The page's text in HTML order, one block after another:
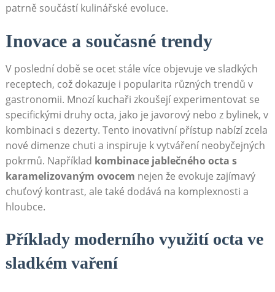
patrně součástí kulinářské evoluce.
Inovace a ​současné trendy
V poslední době se ⁤ocet stále více objevuje ve sladkých
receptech, což‌ dokazuje i popularita různých trendů v
gastronomii. Mnozí kuchaři zkoušejí ​experimentovat se
specifickými ​druhy octa, jako je javorový nebo z bylinek, v
kombinaci s dezerty. Tento inovativní přístup ⁣nabízí zcela
nové​ dimenze chuti a ⁤inspiruje ​k vytváření neobyčejných
pokrmů. Například kombinace jablečného octa s
karamelizovaným⁢ ovocem nejen že​ evokuje zajímavý
chuťový kontrast, ale také dodává na komplexnosti a
hloubce.
Příklady ‍moderního ⁣využití octa ve
sladkém vaření